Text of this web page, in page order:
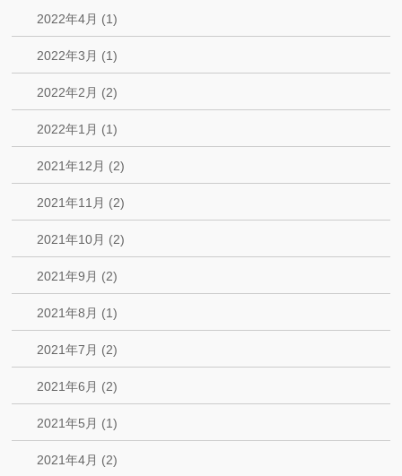
2022年4月 (1)
2022年3月 (1)
2022年2月 (2)
2022年1月 (1)
2021年12月 (2)
2021年11月 (2)
2021年10月 (2)
2021年9月 (2)
2021年8月 (1)
2021年7月 (2)
2021年6月 (2)
2021年5月 (1)
2021年4月 (2)